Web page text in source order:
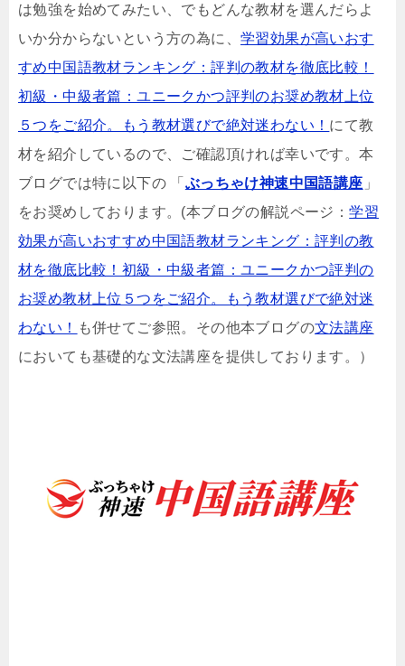
は勉強を始めてみたい、でもどんな教材を選んだらよ
いか分からないという方の為に、 学習効果が高いおす
すめ中国語教材ランキング：評判の教材を徹底比較！
初級・中級者篇：ユニークかつ評判のお奨め教材上位
５つをご紹介。もう教材選びで絶対迷わない！ にて教
材を紹介しているので、ご確認頂ければ幸いです。本
ブログでは特に以下の 「 ぶっちゃけ神速中国語講座 」
をお奨めしております。(本ブログの解説ページ：学習
効果が高いおすすめ中国語教材ランキング：評判の教
材を徹底比較！初級・中級者篇：ユニークかつ評判の
お奨め教材上位５つをご紹介。もう教材選びで絶対迷
わない！
も併せてご参照。その他本ブログの文法講座
においても基礎的な文法講座を提供しております。）